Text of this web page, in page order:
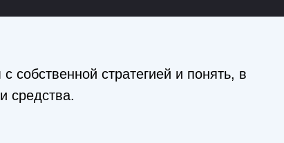
собственной стратегией и понять, в
средства.